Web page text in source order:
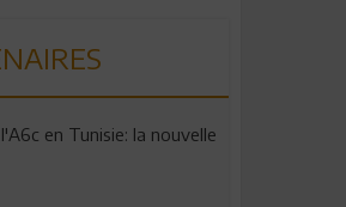
l'A6c en Tunisie: la nouvelle